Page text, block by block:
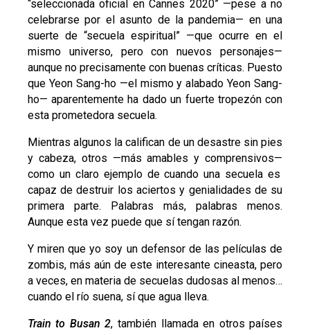
“seleccionada oficial en Cannes 2020” —pese a no
celebrarse por el asunto de la pandemia— en una
suerte de “secuela espiritual” —que ocurre en el
mismo universo, pero con nuevos personajes—
aunque no precisamente con buenas críticas. Puesto
que Yeon Sang-ho —el mismo y alabado Yeon Sang-
ho— aparentemente ha dado un fuerte tropezón con
esta prometedora secuela.
Mientras algunos la califican de un desastre sin pies
y cabeza, otros —más amables y comprensivos—
como un claro ejemplo de cuando una secuela es
capaz de destruir los aciertos y genialidades de su
primera parte. Palabras más, palabras menos.
Aunque esta vez puede que sí tengan razón.
Y miren que yo soy un defensor de las películas de
zombis, más aún de este interesante cineasta, pero
a veces, en materia de secuelas dudosas al menos…
cuando el río suena, sí que agua lleva.
Train to Busan 2, también llamada en otros países